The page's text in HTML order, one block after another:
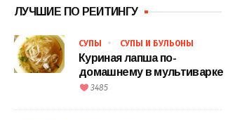
ЛУЧШИЕ ПО РЕЙТИНГУ
СУПЫ СУПЫ И БУЛЬОНЫ
Куриная лапша по-
домашнему в мультиварке
3485